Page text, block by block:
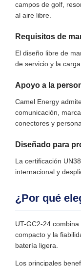
campos de golf,
al aire libre.
Requisitos de
El diseño libre de
de servicio y la
Apoyo a la
Camel Energy
comunicación,
conectores y
Diseñado para
La certificación
internacional y
¿Por qué
UT-GC2-24
compacto y la
batería ligera.
Los principales